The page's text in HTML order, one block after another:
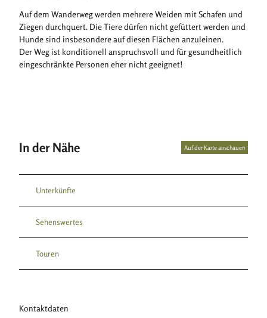
Auf dem Wanderweg werden mehrere Weiden mit Schafen und
Ziegen durchquert. Die Tiere dürfen nicht gefüttert werden und
Hunde sind insbesondere auf diesen Flächen anzuleinen.
Der Weg ist konditionell anspruchsvoll und für gesundheitlich
eingeschränkte Personen eher nicht geeignet!
In der Nähe Auf der Karte anschauen
Unterkünfte
Sehenswertes
Touren
Kontaktdaten